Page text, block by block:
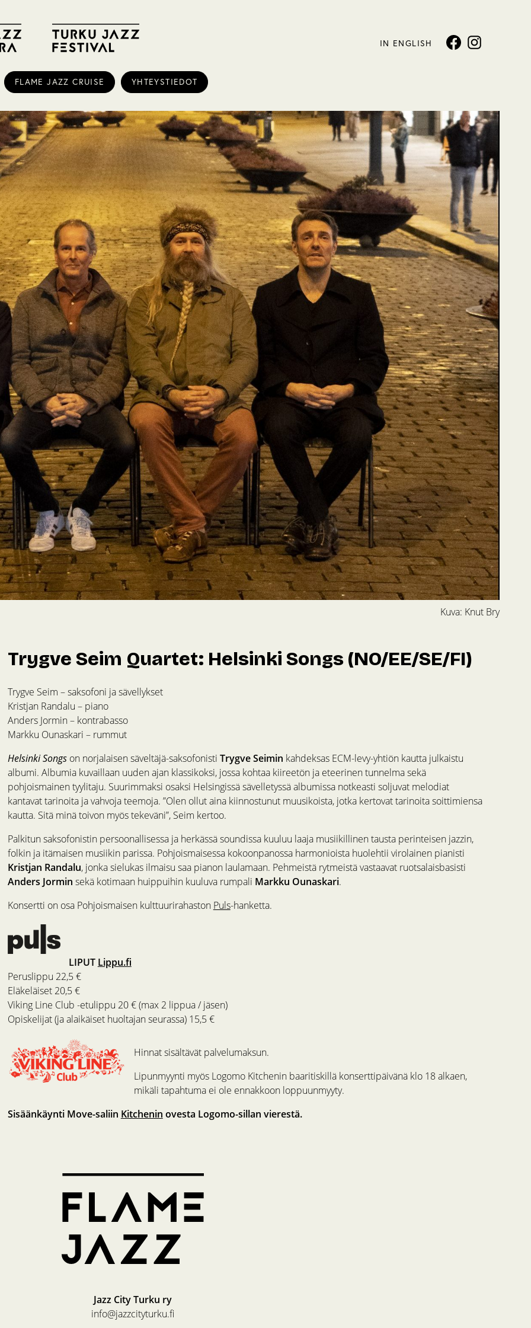
IN ENGLISH
FLAME JAZZ CRUISE YHTEYSTIEDOT
Kuva: Knut Bry
Trygve Seim Quartet: Helsinki Songs (NO/EE/SE/FI)
Trygve Seim – saksofoni ja sävellykset
Kristjan Randalu – piano
Anders Jormin – kontrabasso
Markku Ounaskari – rummut
Helsinki Songson norjalaisen säveltäjä-saksofonisti Trygve Seimin kahdeksas ECM-levy-yhtiön kautta julkaistu
albumi. Albumia kuvaillaan uuden ajan klassikoksi, jossa kohtaa kiireetön ja eteerinen tunnelma sekä
pohjoismainen tyylitaju. Suurimmaksi osaksi Helsingissä sävelletyssä albumissa notkeasti soljuvat melodiat
kantavat tarinoita ja vahvoja teemoja. ”Olen ollut aina kiinnostunut muusikoista, jotka kertovat tarinoita soittimiensa
kautta. Sitä minä toivon myös tekeväni”, Seim kertoo.
Palkitun saksofonistin persoonallisessa ja herkässä soundissa kuuluu laaja musiikillinen tausta perinteisen jazzin,
folkin ja itämaisen musiikin parissa. Pohjoismaisessa kokoonpanossa harmonioista huolehtii virolainen pianisti
Kristjan Randalu, jonka sielukas ilmaisu saa pianon laulamaan. Pehmeistä rytmeistä vastaavat ruotsalaisbasisti
Anders Jormin sekä kotimaan huippuihin kuuluva rumpali Markku Ounaskari.
Konsertti on osa Pohjoismaisen kulttuurirahaston Puls-hanketta.
LIPUT Lippu.fi
Peruslippu 22,5 €
Eläkeläiset 20,5 €
Viking Line Club -etulippu 20 € (max 2 lippua / jäsen)
Opiskelijat (ja alaikäiset huoltajan seurassa) 15,5 €
Hinnat sisältävät palvelumaksun.
Lipunmyynti myös Logomo Kitchenin baaritiskillä konserttipäivänä klo 18 alkaen,
mikäli tapahtuma ei ole ennakkoon loppuunmyyty.
Sisäänkäynti Move-saliin Kitchenin ovesta Logomo-sillan vierestä.
Jazz City Turku ry
info@jazzcityturku.fi